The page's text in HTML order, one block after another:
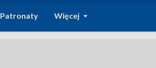
Patronaty Więcej